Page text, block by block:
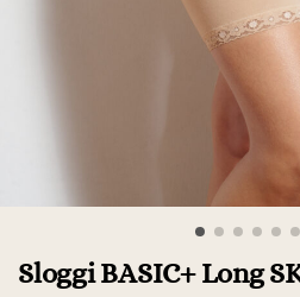
Sloggi BASIC+ Long